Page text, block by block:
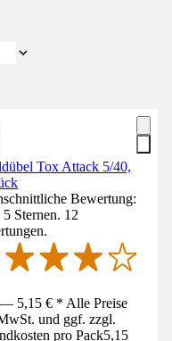
Tox Attack 5/40,
Bewertung:
Sternen. 12
5,15 € * Alle Preise
und ggf. zzgl.
pro Pack5,15